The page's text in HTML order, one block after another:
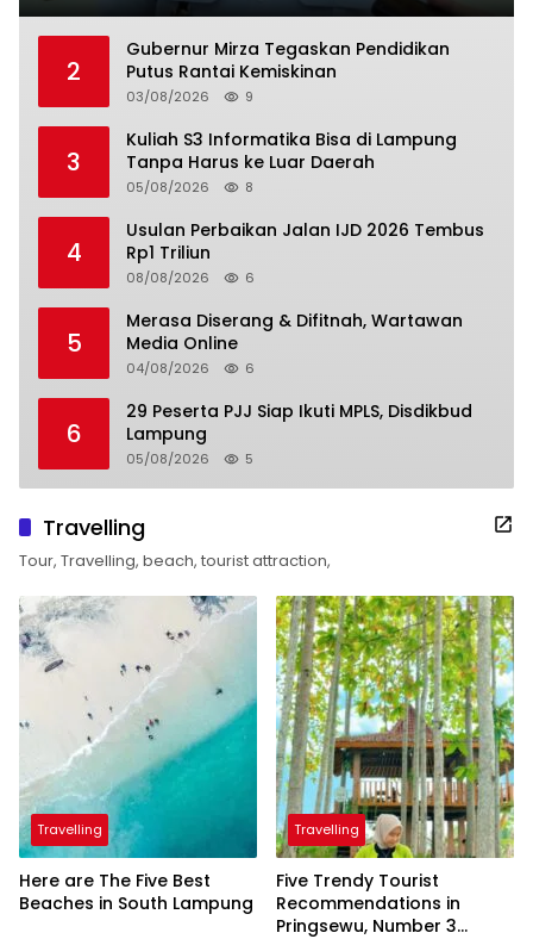
2
Gubernur Mirza Tegaskan Pendidikan
Putus Rantai Kemiskinan
03/08/2026 9
3
Kuliah S3 Informatika Bisa di Lampung
Tanpa Harus ke Luar Daerah
05/08/2026 8
4
Usulan Perbaikan Jalan IJD 2026 Tembus
Rp1 Triliun
08/08/2026 6
5
Merasa Diserang & Difitnah, Wartawan
Media Online
04/08/2026 6
6
29 Peserta PJJ Siap Ikuti MPLS, Disdikbud
Lampung
05/08/2026 5
Travelling
Tour, Travelling, beach, tourist attraction,
Travelling
Here are The Five Best
Beaches in South Lampung
Travelling
Five Trendy Tourist
Recommendations in
Pringsewu, Number 3